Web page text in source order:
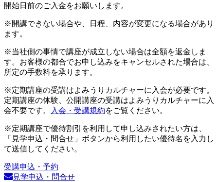
開始日前のご入金をお願いします。
※開講できない場合や、日程、内容が変更になる場合があり
ます。
※当社側の事情で講座が成立しない場合は全額を返金しま
す。お客様の都合でお申し込みをキャンセルされた場合は、
所定の手数料を承ります。
※定期講座の受講はよみうりカルチャーに入会が必要です。
定期講座の体験、公開講座の受講はよみうりカルチャーに入
会不要です。
入会・受講規約をご覧ください。
※定期講座で優待割引を利用して申し込みされたい方は、
「見学申込・問合せ」ボタンから利用したい優待名を入力し
て送信してください。
受講申込・予約
見学申込・問合せ